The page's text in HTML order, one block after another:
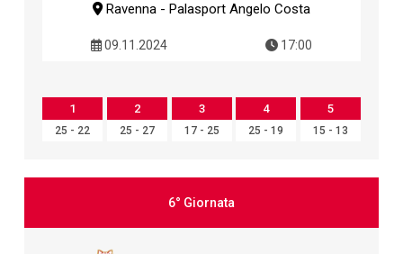
Ravenna - Palasport Angelo Costa
09.11.2024 17:00
1
25 - 22
2
25 - 27
3
17 - 25
4
25 - 19
5
15 - 13
6° Giornata